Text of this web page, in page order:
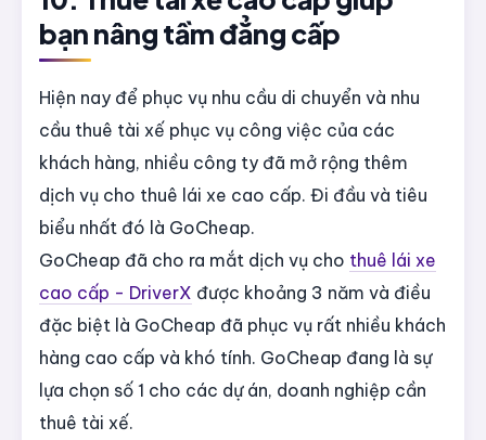
bạn nâng tầm đẳng cấp
Hiện nay để phục vụ nhu cầu di chuyển và nhu
cầu thuê tài xế phục vụ công việc của các
khách hàng, nhiều công ty đã mở rộng thêm
dịch vụ cho thuê lái xe cao cấp. Đi đầu và tiêu
biểu nhất đó là GoCheap.
GoCheap đã cho ra mắt dịch vụ cho thuê lái xe
cao cấp - DriverX được khoảng 3 năm và điều
đặc biệt là GoCheap đã phục vụ rất nhiều khách
hàng cao cấp và khó tính. GoCheap đang là sự
lựa chọn số 1 cho các dự án, doanh nghiệp cần
thuê tài xế.